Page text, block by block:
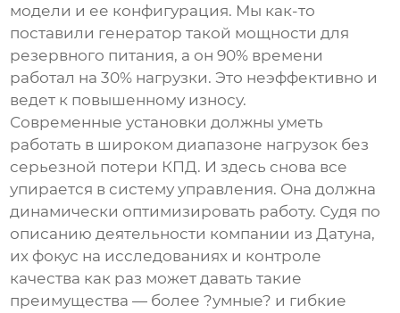
модели и ее конфигурация. Мы как-то
поставили генератор такой мощности для
резервного питания, а он 90% времени
работал на 30% нагрузки. Это неэффективно и
ведет к повышенному износу.
Современные установки должны уметь
работать в широком диапазоне нагрузок без
серьезной потери КПД. И здесь снова все
упирается в систему управления. Она должна
динамически оптимизировать работу. Судя по
описанию деятельности компании из Датуна,
их фокус на исследованиях и контроле
качества как раз может давать такие
преимущества — более ?умные? и гибкие